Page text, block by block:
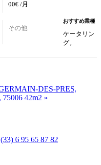
00€ /月
その他
おすすめ業種
ケータリン
グ。
DES-PRES,
42m2 »
(33) 6 95 65 87 82